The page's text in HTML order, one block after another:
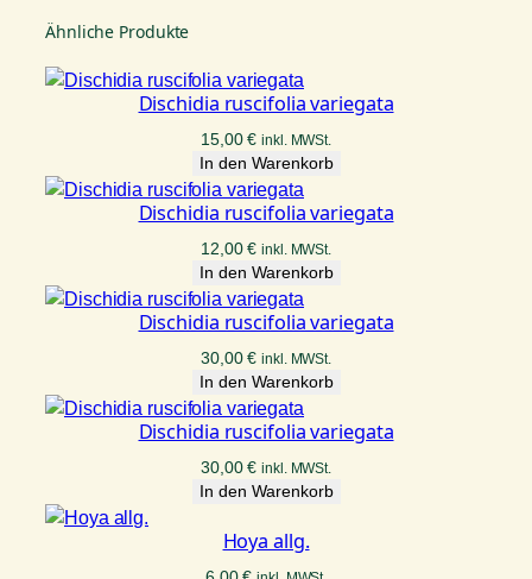
Ähnliche Produkte
Dischidia ruscifolia variegata
15,00€ inkl. MWSt.
In den Warenkorb
Dischidia ruscifolia variegata
12,00€ inkl. MWSt.
In den Warenkorb
Dischidia ruscifolia variegata
30,00€ inkl. MWSt.
In den Warenkorb
Dischidia ruscifolia variegata
30,00€ inkl. MWSt.
In den Warenkorb
Hoya allg.